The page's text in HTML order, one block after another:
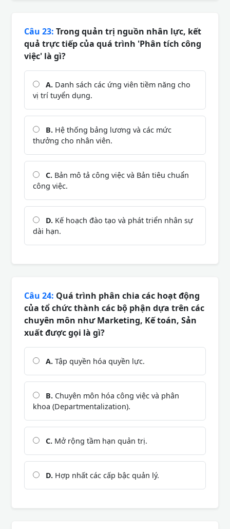
Câu 23: Trong quản trị nguồn nhân lực, kết
quả trực tiếp của quá trình 'Phân tích công
việc' là gì?
A. Danh sách các ứng viên tiềm năng cho
vị trí tuyển dụng.
B. Hệ thống bảng lương và các mức
thưởng cho nhân viên.
C. Bản mô tả công việc và Bản tiêu chuẩn
công việc.
D. Kế hoạch đào tạo và phát triển nhân sự
dài hạn.
Câu 24: Quá trình phân chia các hoạt động
của tổ chức thành các bộ phận dựa trên các
chuyên môn như Marketing, Kế toán, Sản
xuất được gọi là gì?
A. Tập quyền hóa quyền lực.
B. Chuyên môn hóa công việc và phân
khoa (Departmentalization).
C. Mở rộng tầm hạn quản trị.
D. Hợp nhất các cấp bậc quản lý.